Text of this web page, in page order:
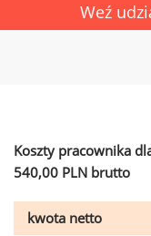
Weź
Koszty pracownika
540,00 PLN brutto
kwota netto